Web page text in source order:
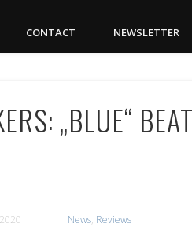
CONTACT NEWSLETTER
„BLUE“
News, Reviews